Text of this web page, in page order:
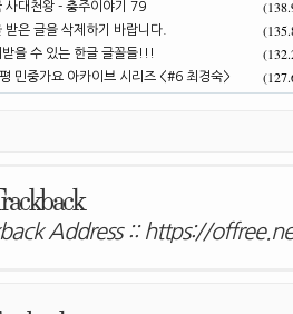
사대천왕 - 충주이야기 79
받은 글을 삭제하기 바랍니다.
받을 수 있는 한글 글꼴들!!!
민중가요 아카이브 시리즈 <#6 최경숙>
Address :: https://